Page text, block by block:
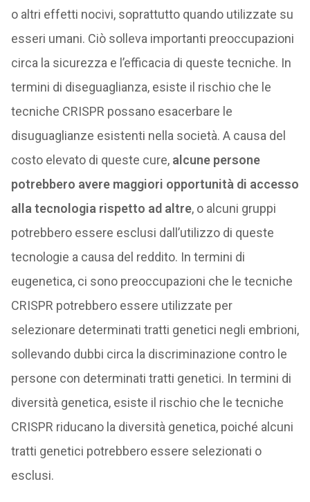
o altri effetti nocivi, soprattutto quando utilizzate su
esseri umani. Ciò solleva importanti preoccupazioni
circa la sicurezza e l’efficacia di queste tecniche. In
termini di diseguaglianza, esiste il rischio che le
tecniche CRISPR possano esacerbare le
disuguaglianze esistenti nella società. A causa del
costo elevato di queste cure, alcune persone
potrebbero avere maggiori opportunità di accesso
alla tecnologia rispetto ad altre, o alcuni gruppi
potrebbero essere esclusi dall’utilizzo di queste
tecnologie a causa del reddito. In termini di
eugenetica, ci sono preoccupazioni che le tecniche
CRISPR potrebbero essere utilizzate per
selezionare determinati tratti genetici negli embrioni,
sollevando dubbi circa la discriminazione contro le
persone con determinati tratti genetici. In termini di
diversità genetica, esiste il rischio che le tecniche
CRISPR riducano la diversità genetica, poiché alcuni
tratti genetici potrebbero essere selezionati o
esclusi.